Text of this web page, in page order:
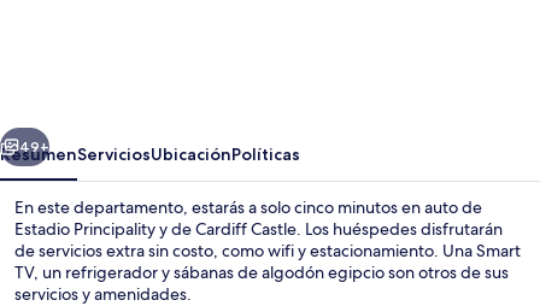
Private
Parking
Siguiente
49+
ResumenServiciosUbicaciónPolíticas
En este departamento, estarás a solo cinco minutos en auto de
Estadio Principality y de Cardiff Castle. Los huéspedes disfrutarán
de servicios extra sin costo, como wifi y estacionamiento. Una Smart
TV, un refrigerador y sábanas de algodón egipcio son otros de sus
servicios y amenidades.